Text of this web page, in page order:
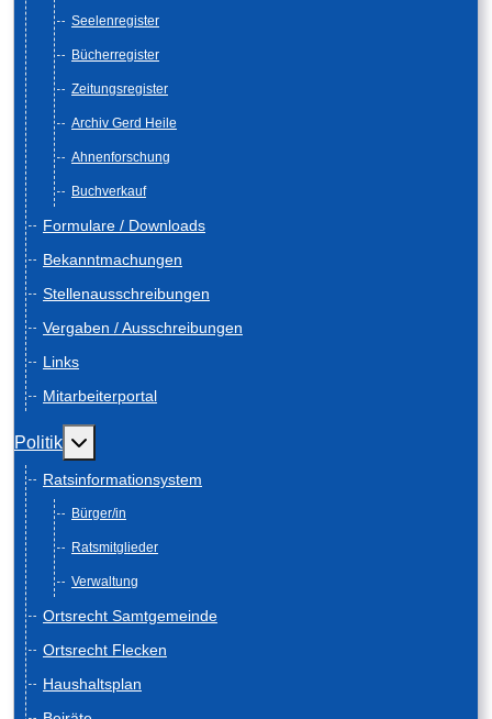
Seelenregister
Bücherregister
Zeitungsregister
Archiv Gerd Heile
Ahnenforschung
Buchverkauf
Formulare / Downloads
Bekanntmachungen
Stellenausschreibungen
Vergaben / Ausschreibungen
Links
Mitarbeiterportal
Politik Weitere Informationen: Politik
Ratsinformationsystem
Bürger/in
Ratsmitglieder
Verwaltung
Ortsrecht Samtgemeinde
Ortsrecht Flecken
Haushaltsplan